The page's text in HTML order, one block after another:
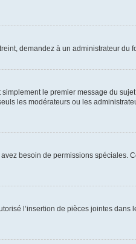
demandez à un administrateur du
le premier message du
les modérateurs ou les
besoin de permissions spéciales.
l’insertion de pièces jointes dans